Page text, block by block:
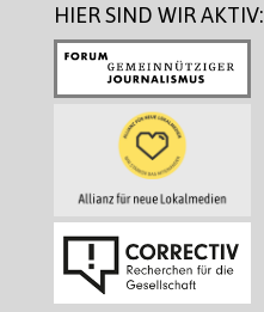
HIER SIND WIR AKTIV: